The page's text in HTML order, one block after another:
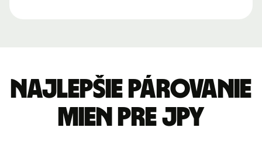
Najlepšie párovanie
mien pre JPY